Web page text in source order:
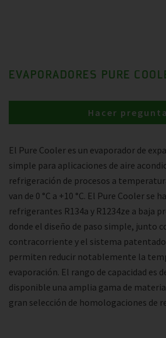
EVAPORADORES PURE
El Pure Cooler es un evaporador de
simple para aplicaciones de aire
refrigeración de procesos a
van de 0 °C a +10 °C. El Pure Cooler se
refrigerantes R134a y R1234ze a baja
donde el diseño de paso simple, junto
contracorriente y el sistema
permiten reducir notablemente la
evaporación. El rango de capacidad es
disponible una amplia gama de
gran selección de homologaciones de
Hacer